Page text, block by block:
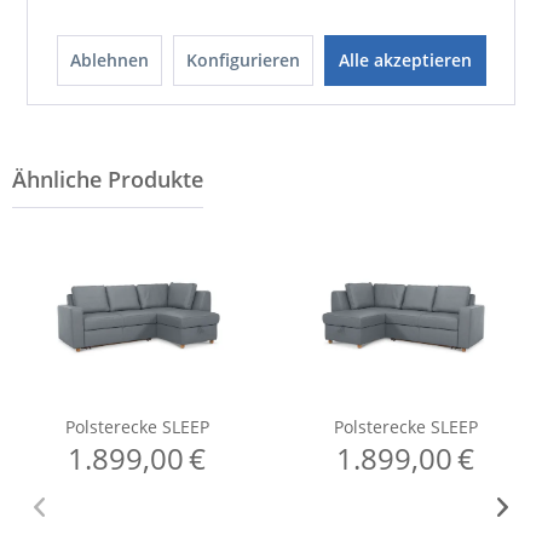
499,00 € 3.899,00 €
Ablehnen Konfigurieren Alle akzeptieren